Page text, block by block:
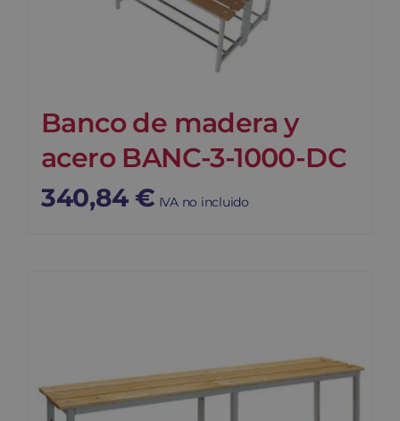
Banco de madera y
acero BANC-3-1000-DC
340,84 € IVA no incluido